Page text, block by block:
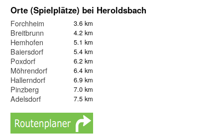
Orte (Spielplätze) bei Heroldsbach
Forchheim 3.6 km
Breitbrunn 4.2 km
Hemhofen 5.1 km
Baiersdorf 5.4 km
Poxdorf 6.2 km
Möhrendorf 6.4 km
Hallerndorf 6.9 km
Pinzberg 7.0 km
Adelsdorf 7.5 km